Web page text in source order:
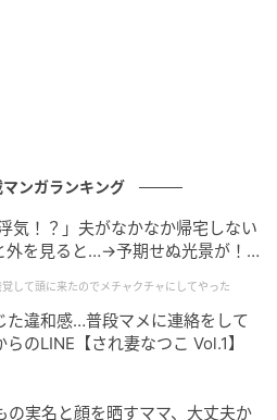
マンガランキング
気！？」夫がなかなか帰宅しない
外を見ると…→予期せぬ光景が！
てやった
覚して頭に来たのでメチャクチャにしてやった
た違和感…普段マメに連絡をして
らのLINE【され妻なつこ Vol.1】
実名と顔を晒すママ、大丈夫か